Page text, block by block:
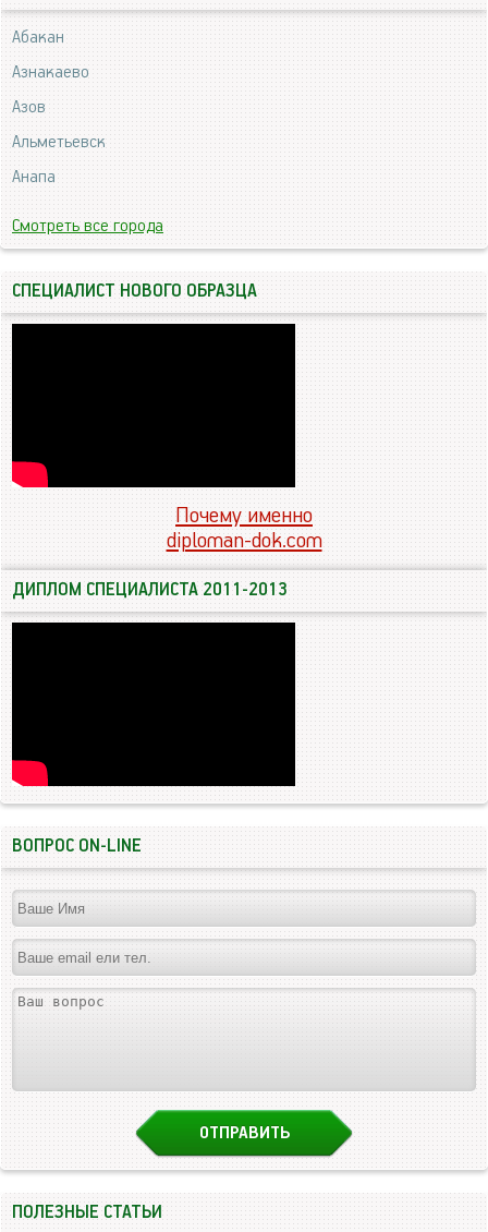
Абакан
Азнакаево
Азов
Альметьевск
Анапа
Смотреть все города
СПЕЦИАЛИСТ НОВОГО ОБРАЗЦА
Почему именно
diploman-dok.com
ДИПЛОМ СПЕЦИАЛИСТА 2011-2013
ВОПРОС ON-LINE
ПОЛЕЗНЫЕ СТАТЬИ